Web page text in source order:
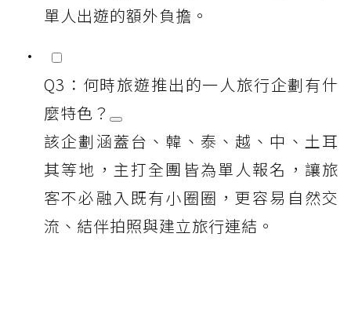
單人出遊的額外負擔。
Q3：何時旅遊推出的一人旅行企劃有什
麼特色？
該企劃涵蓋台、韓、泰、越、中、土耳
其等地，主打全團皆為單人報名，讓旅
客不必融入既有小圈圈，更容易自然交
流、結伴拍照與建立旅行連結。